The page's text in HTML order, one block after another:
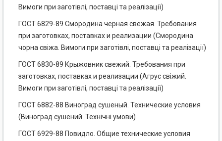
Вимоги при заготівлі, поставці та реалізації)
ГОСТ 6829-89 Смородина черная свежая. Требования
при заготовках, поставках и реализации (Смородина
чорна свіжа. Вимоги при заготівлі, поставці та реалізації)
ГОСТ 6830-89 Крыжовник свежий. Требования при
заготовках, поставках и реализации (Агрус свіжий.
Вимоги при заготівлі, поставці та реалізації)
ГОСТ 6882-88 Виноград сушеный. Технические условия
(Виноград сушений. Технічні умови)
ГОСТ 6929-88 Повидло. Общие технические условия